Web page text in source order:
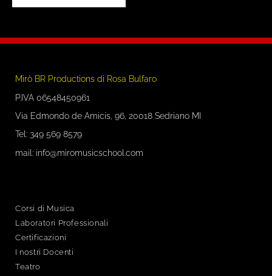
Mirò BR Productions di Rosa Bulfaro
P.IVA 06548450961
Via Edmondo de Amicis, 96, 20018 Sedriano MI
Tel: 349 569 8579
mail: info@miromusicschool.com
Corsi di Musica
Laboratori Professionali
Certificazioni
I nostri Docenti
Teatro